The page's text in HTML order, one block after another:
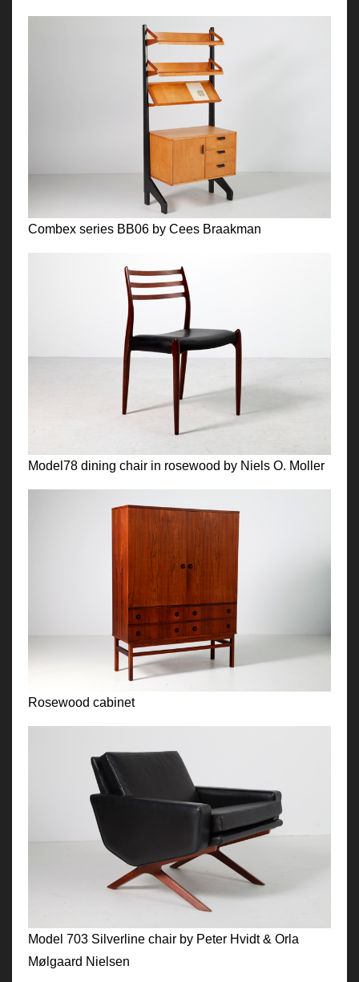
Combex series BB06 by Cees Braakman
Model78 dining chair in rosewood by Niels O. Moller
Rosewood cabinet
Model 703 Silverline chair by Peter Hvidt & Orla
Mølgaard Nielsen